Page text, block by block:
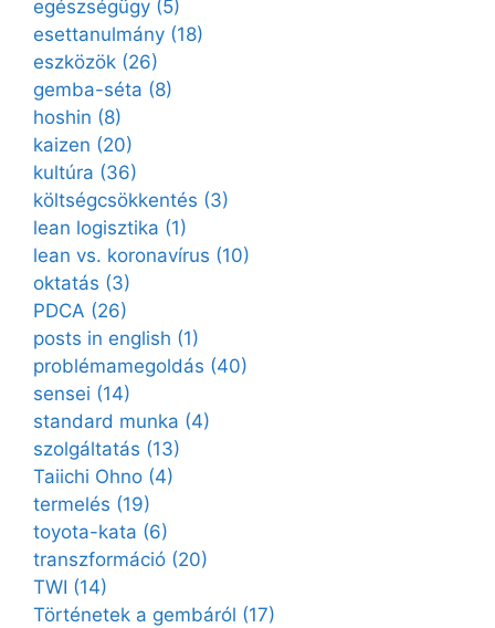
egészségügy (5)
esettanulmány (18)
eszközök (26)
gemba-séta (8)
hoshin (8)
kaizen (20)
kultúra (36)
költségcsökkentés (3)
lean logisztika (1)
lean vs. koronavírus (10)
oktatás (3)
PDCA (26)
posts in english (1)
problémamegoldás (40)
sensei (14)
standard munka (4)
szolgáltatás (13)
Taiichi Ohno (4)
termelés (19)
toyota-kata (6)
transzformáció (20)
TWI (14)
Történetek a gembáról (17)